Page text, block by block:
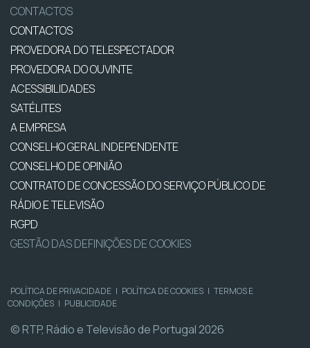
CONTACTOS
CONTACTOS
PROVEDORA DO TELESPECTADOR
PROVEDORA DO OUVINTE
ACESSIBILIDADES
SATÉLITES
A EMPRESA
CONSELHO GERAL INDEPENDENTE
CONSELHO DE OPINIÃO
CONTRATO DE CONCESSÃO DO SERVIÇO PÚBLICO DE
RÁDIO E TELEVISÃO
RGPD
GESTÃO DAS DEFINIÇÕES DE COOKIES
POLÍTICA DE PRIVACIDADE | POLÍTICA DE COOKIES | TERMOS E
CONDIÇÕES | PUBLICIDADE
© RTP, Rádio e Televisão de Portugal 2026